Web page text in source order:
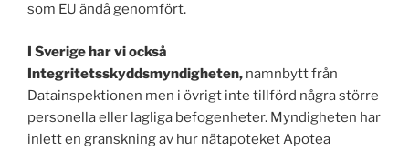
som EU ändå genomfört.
I Sverige har vi också
Integritetsskyddsmyndigheten, namnbytt från
Datainspektionen men i övrigt inte tillförd några större
personella eller lagliga befogenheter. Myndigheten har
inlett en granskning av hur nätapoteket Apotea